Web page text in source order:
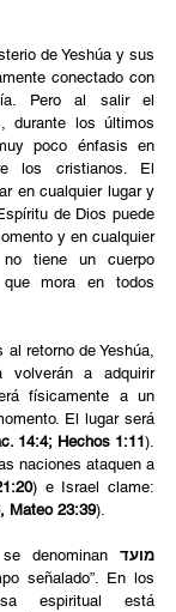
de Yeshúa y sus
conectado con
Pero al salir el
durante los últimos
poco énfasis en
los cristianos. El
en cualquier lugar y
de Dios puede
y en cualquier
tiene un cuerpo
mora en todos
al retorno de Yeshúa,
a adquirir
físicamente a un
El lugar será
14:4; Hechos 1:11).
naciones ataquen a
) e Israel clame:
Mateo 23:39).
denominan מועד
señalado”. En los
espiritual está